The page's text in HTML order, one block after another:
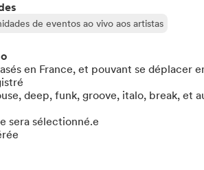
de eventos ao vivo aos artistas
en France, et pouvant se déplacer
deep, funk, groove, italo, break, et
sera sélectionné.e